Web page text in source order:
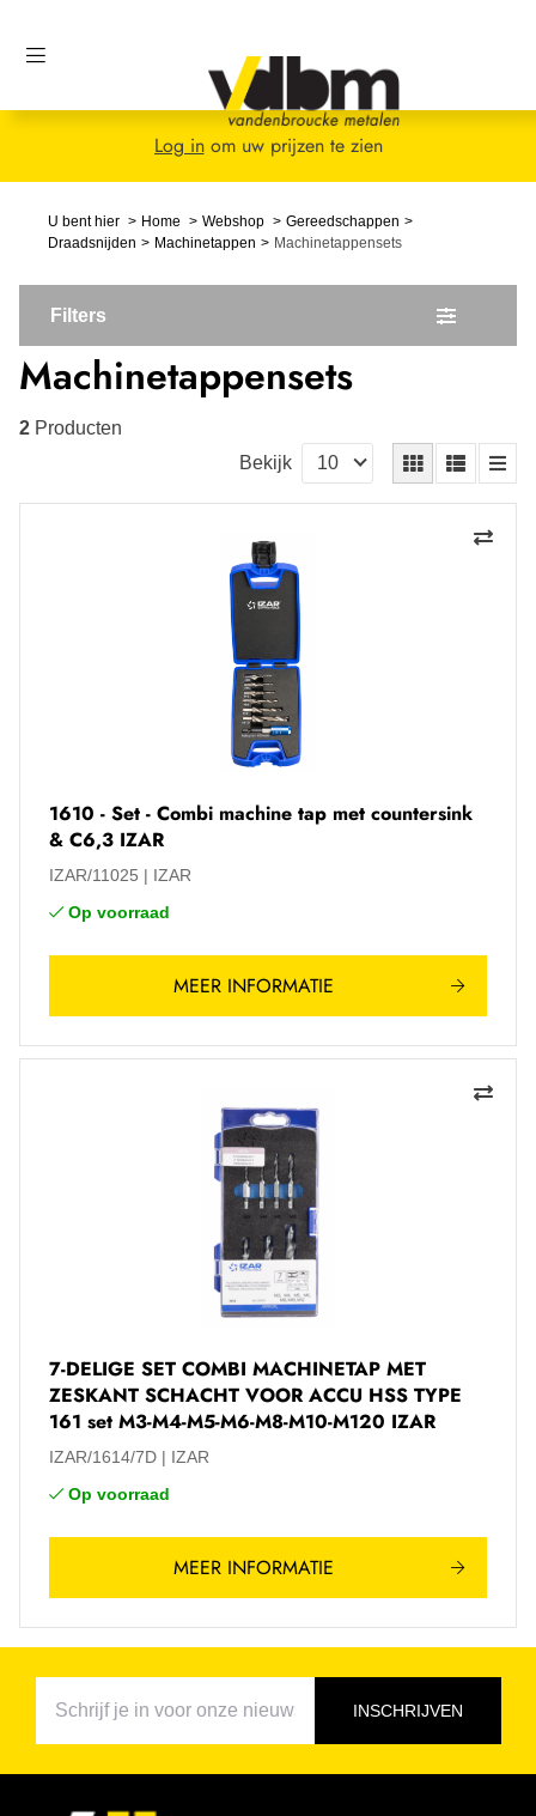
Log inom uw prijzen te zien
U bent hier Home Webshop
Gereedschappen
Draadsnijden
Machinetappen Machinetappensets
Filters
Machinetappensets
2 Producten
Bekijk
1610 - Set - Combi machine tap met countersink
& C6,3 IZAR
IZAR/11025
IZAR
Op voorraad
MEER INFORMATIE
7-DELIGE SET COMBI MACHINETAP MET
ZESKANT SCHACHT VOOR ACCU HSS TYPE
161 set M3-M4-M5-M6-M8-M10-M120 IZAR
IZAR/1614/7D
IZAR
Op voorraad
MEER INFORMATIE
INSCHRIJVEN